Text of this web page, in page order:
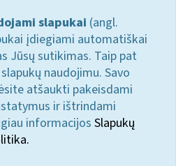
slapukai (angl.
įdiegiami automatiškai
Jūsų sutikimas. Taip pat
naudojimu. Savo
atšaukti pakeisdami
ir ištrindami
informacijos Slapukų